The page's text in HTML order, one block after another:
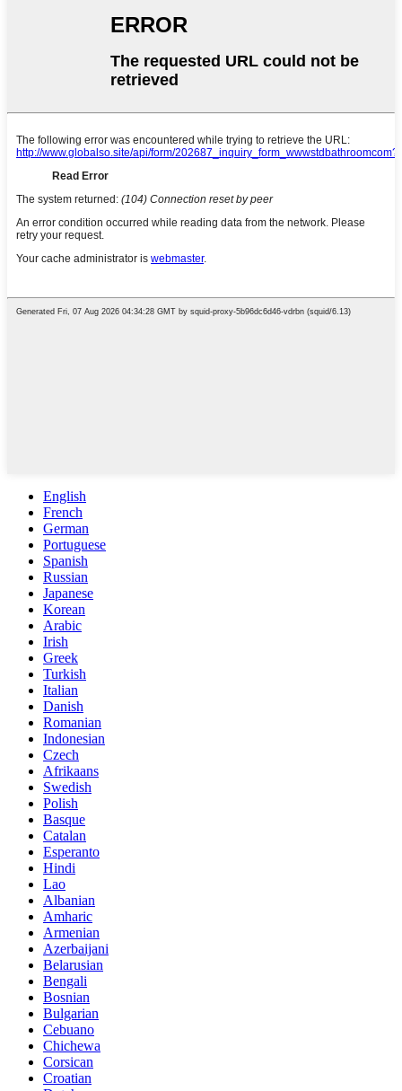
English
French
German
Portuguese
Spanish
Russian
Japanese
Korean
Arabic
Irish
Greek
Turkish
Italian
Danish
Romanian
Indonesian
Czech
Afrikaans
Swedish
Polish
Basque
Catalan
Esperanto
Hindi
Lao
Albanian
Amharic
Armenian
Azerbaijani
Belarusian
Bengali
Bosnian
Bulgarian
Cebuano
Chichewa
Corsican
Croatian